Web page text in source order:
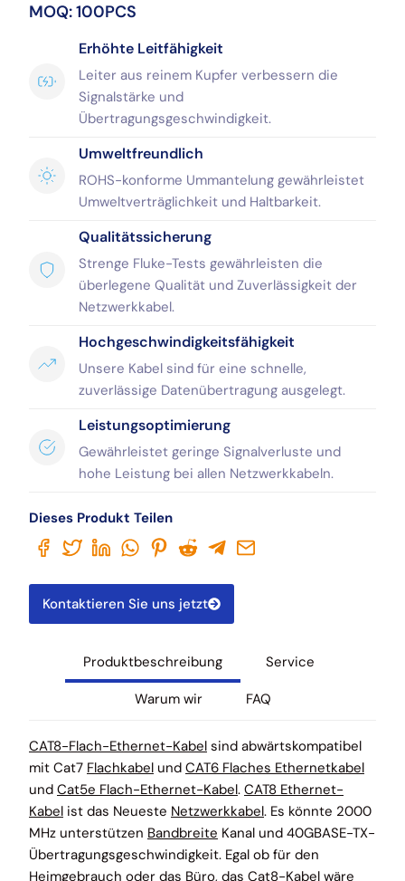
MOQ: 100PCS
Erhöhte Leitfähigkeit
Leiter aus reinem Kupfer verbessern die
Signalstärke und
Übertragungsgeschwindigkeit.
Umweltfreundlich
ROHS-konforme Ummantelung gewährleistet
Umweltverträglichkeit und Haltbarkeit.
Qualitätssicherung
Strenge Fluke-Tests gewährleisten die
überlegene Qualität und Zuverlässigkeit der
Netzwerkkabel.
Hochgeschwindigkeitsfähigkeit
Unsere Kabel sind für eine schnelle,
zuverlässige Datenübertragung ausgelegt.
Leistungsoptimierung
Gewährleistet geringe Signalverluste und
hohe Leistung bei allen Netzwerkkabeln.
Dieses Produkt Teilen
Kontaktieren Sie uns jetzt
Produktbeschreibung Service
Warum wir FAQ
CAT8-Flach-Ethernet-Kabel sind abwärtskompatibel
mit Cat7 Flachkabel und CAT6 Flaches Ethernetkabel
und Cat5e Flach-Ethernet-Kabel. CAT8 Ethernet-
Kabel ist das Neueste Netzwerkkabel. Es könnte 2000
MHz unterstützen Bandbreite Kanal und 40GBASE-TX-
Übertragungsgeschwindigkeit. Egal ob für den
Heimgebrauch oder das Büro, das Cat8-Kabel wäre